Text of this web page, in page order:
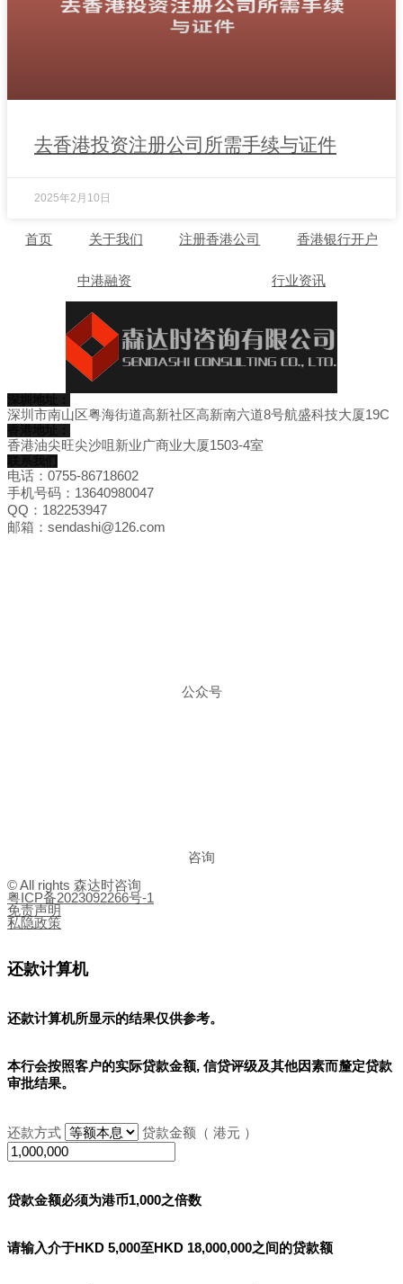
去香港投资注册公司所需手续与证件
2025年2月10日
首页 关于我们 注册香港公司 香港银行开户
中港融资 行业资讯
深圳市南山区粤海街道高新社区高新南六道8号航盛科技大厦19C
香港油尖旺尖沙咀新业广商业大厦1503-4室
电话：0755-86718602
手机号码：13640980047
QQ：182253947
邮箱：sendashi@126.com
公众号
咨询
© All rights 森达时咨询
粤ICP备2023092266号-1
免责声明
私隐政策
还款计算机
还款计算机所显示的结果仅供参考。
本行会按照客户的实际贷款金额, 信贷评级及其他因素而釐定贷款
审批结果。
还款方式 贷款金额（ 港元 ）
贷款金额必须为港币1,000之倍数
请输入介于HKD 5,000至HKD 18,000,000之间的贷款额